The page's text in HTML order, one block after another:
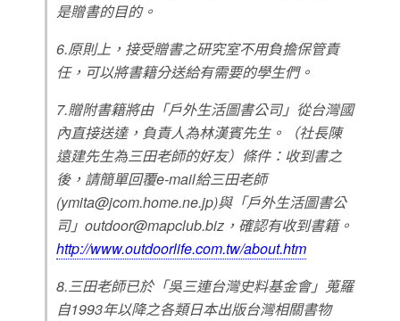
是贈書的目的。
6.原則上，接受贈書之研究室不用負擔保管責
任，可以將書籍分送給有需要的學生們。
7.贈附書籍將由「戶外生活圖書公司」從台灣國
內直接送達，負責人為林漢賓先生。（社長陳
遠建先生為三田老師的好友）條件：收到書之
後，請簡單回覆e-mail給三田老師
(ymita@jcom.home.ne.jp)與「戶外生活圖書公
司」 outdoor@mapclub.biz ，確認有收到書籍。
http://www.outdoorlife.com.tw/about.htm
8.三田老師已於「吳三連台灣史料基金會」蒐羅
自1993年以降之各類日本出版台灣相關書物